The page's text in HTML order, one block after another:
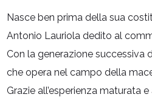
Nasce ben prima della sua
Antonio Lauriola dedito al
Con la generazione successiva
che opera nel campo della
Grazie all’esperienza maturata